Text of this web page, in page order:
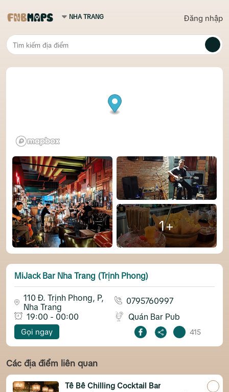
Đăng nhập
1+
MiJack Bar Nha Trang (Trịnh Phong)
110 Đ. Trịnh Phong, P,
Nha Trang
0795760997
19:00 - 00:00
Quán Bar Pub
Gọi ngay 415
Các địa điểm liên quan
Tê Bê Chilling Cocktail Bar